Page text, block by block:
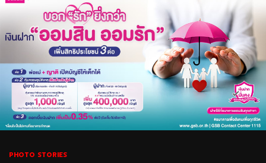
PHOTO STORIES